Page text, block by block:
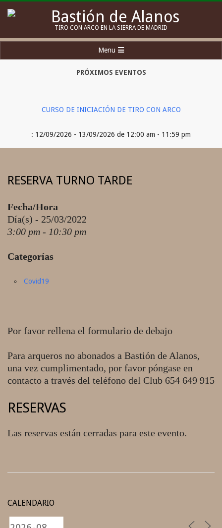
Bastión
de
Alanos
TIRO CON ARCO EN LA SIERRA DE MADRID
Navigation
Menu
PRÓXIMOS EVENTOS
CURSO DE INICIACIÓN DE TIRO CON ARCO
: 12/09/2026 - 13/09/2026 de 12:00 am - 11:59 pm
RESERVA TURNO TARDE
Fecha/Hora
Día(s) - 25/03/2022
3:00 pm - 10:30 pm
Categorías
Covid19
Por favor rellena el formulario de debajo
Para arqueros no abonados a Bastión de Alanos,
una vez cumplimentado, por favor póngase en
contacto a través del teléfono del Club 654 649 915
RESERVAS
Las reservas están cerradas para este evento.
25
CALENDARIO